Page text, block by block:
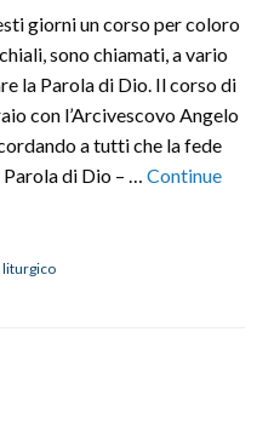
giorni un corso per coloro
sono chiamati, a vario
la Parola di Dio. Il corso di
con l’Arcivescovo Angelo
a tutti che la fede
Parola di Dio – … Continue